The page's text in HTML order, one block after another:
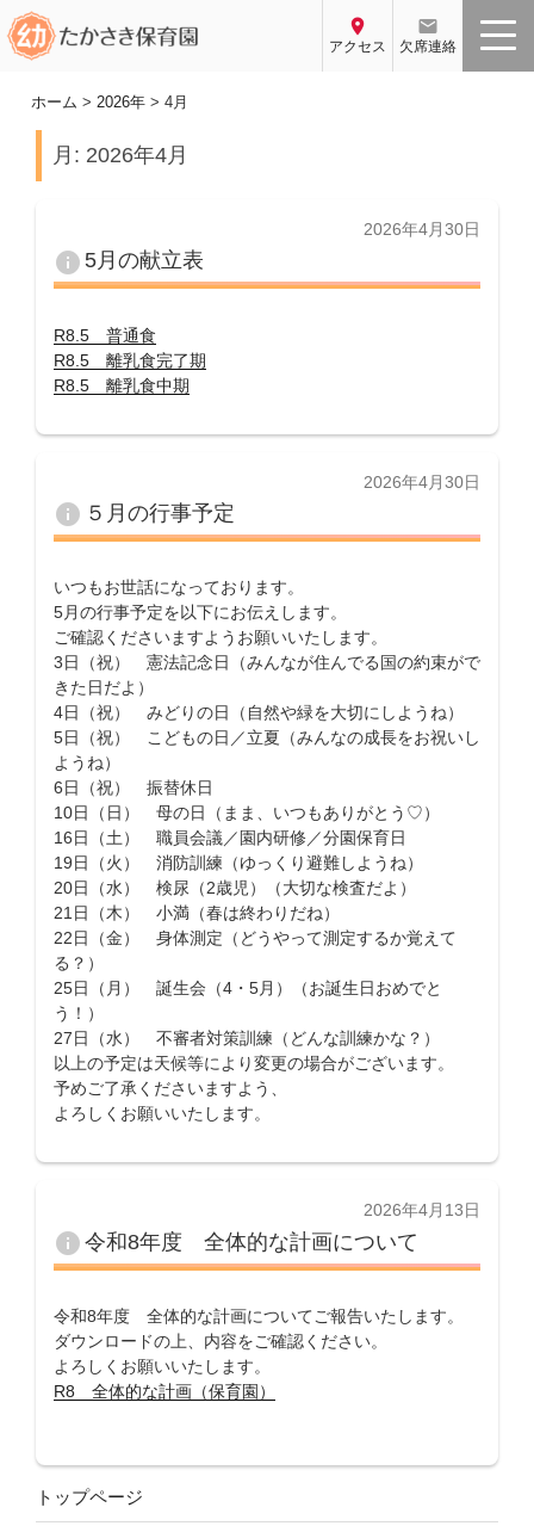
コ
ン
location_on
アクセス
email
欠席連絡
ホーム > 2026年> 4月
月: 2026年4月
投
日:
2026年4月30日
info 5月の献立表
R8.5 普通食
R8.5 離乳食完了期
R8.5 離乳食中期
投
日:
2026年4月30日
info ５月の行事予定
いつもお世話になっております。
5月の行事予定を以下にお伝えします。
ご確認くださいますようお願いいたします。
3日（祝） 憲法記念日（みんなが住んでる国の約束がで
きた日だよ）
4日（祝） みどりの日（自然や緑を大切にしようね）
5日（祝） こどもの日／立夏（みんなの成長をお祝いし
ようね）
6日（祝） 振替休日
10日（日） 母の日（まま、いつもありがとう♡）
16日（土） 職員会議／園内研修／分園保育日
19日（火） 消防訓練（ゆっくり避難しようね）
20日（水） 検尿（2歳児）（大切な検査だよ）
21日（木） 小満（春は終わりだね）
22日（金） 身体測定（どうやって測定するか覚えて
る？）
25日（月） 誕生会（4・5月）（お誕生日おめでと
う！）
27日（水） 不審者対策訓練（どんな訓練かな？）
以上の予定は天候等により変更の場合がございます。
予めご了承くださいますよう、
よろしくお願いいたします。
投
稿
日:
2026年4月13日
info 令和8年度 全体的な計画について
令和8年度 全体的な計画についてご報告いたします。
ダウンロードの上、内容をご確認ください。
よろしくお願いいたします。
R8 全体的な計画（保育園）
トップページ